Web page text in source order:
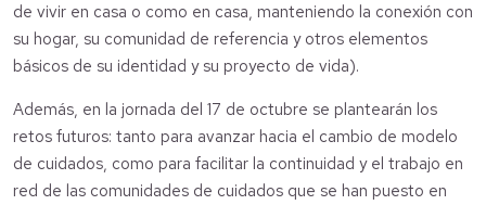
de vivir en casa o como en casa, manteniendo la conexión con
su hogar, su comunidad de referencia y otros elementos
básicos de su identidad y su proyecto de vida).
Además, en la jornada del 17 de octubre se plantearán los
retos futuros: tanto para avanzar hacia el cambio de modelo
de cuidados, como para facilitar la continuidad y el trabajo en
red de las comunidades de cuidados que se han puesto en